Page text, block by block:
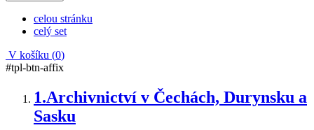
celou stránku
celý set
V košíku (0)
#tpl-btn-affix
1.Archivnictví v Čechách, Durynsku a
Sasku